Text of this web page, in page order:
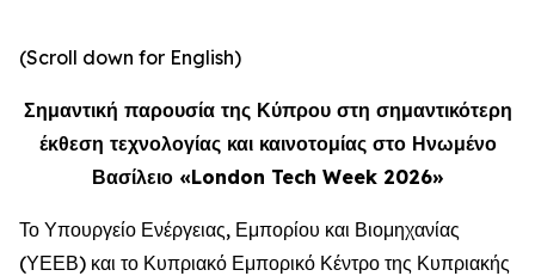
(Scroll down for English)
Σημαντική παρουσία της Κύπρου στη σημαντικότερη
έκθεση τεχνολογίας και καινοτομίας στο Ηνωμένο
Βασίλειο «London Tech Week 2026»
Το Υπουργείο Ενέργειας, Εμπορίου και Βιομηχανίας
(ΥΕΕΒ) και το Κυπριακό Εμπορικό Κέντρο της Κυπριακής